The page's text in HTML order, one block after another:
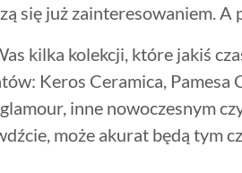
się już zainteresowaniem.
kilka kolekcji, które jakiś
Keros Ceramica, Pamesa
inne nowoczesnym
może akurat będą tym